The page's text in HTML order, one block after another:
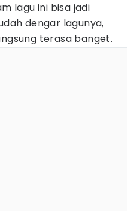
lagu ini bisa jadi
dengar lagunya,
terasa banget.